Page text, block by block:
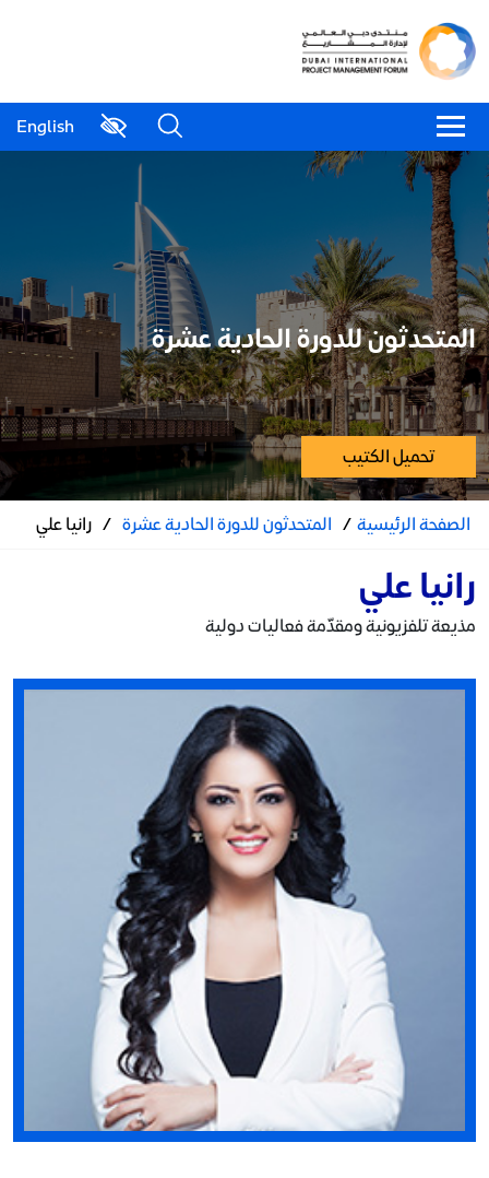
English
المتحدثون للدورة الحادية عشرة
تحميل الكتيب
الصفحة الرئيسية/ المتحدثون للدورة الحادية عشرة / رانيا علي
رانيا علي
مذيعة تلفزيونية ومقدّمة فعاليات دولية